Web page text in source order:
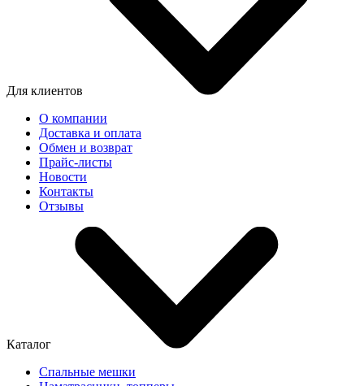
Для клиентов
О компании
Доставка и оплата
Обмен и возврат
Прайс-листы
Новости
Контакты
Отзывы
Каталог
Спальные мешки